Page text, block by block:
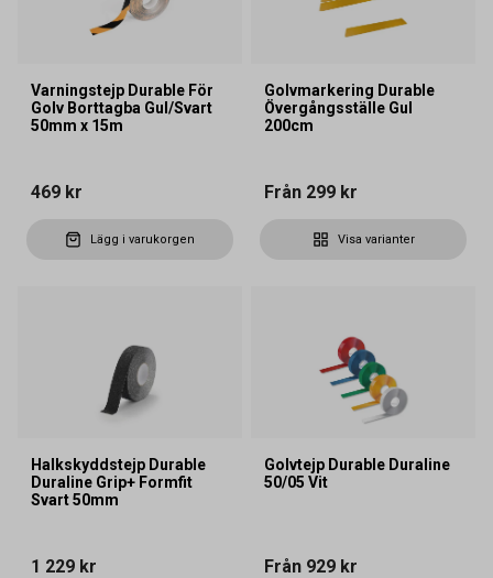
Varningstejp Durable För
Golv Borttagba Gul/Svart
50mm x 15m
469 kr
Lägg i varukorgen
Golvmarkering Durable
Övergångsställe Gul
200cm
Från 299 kr
Visa varianter
Halkskyddstejp Durable
Duraline Grip+ Formfit
Svart 50mm
1 229 kr
Golvtejp Durable Duraline
50/05 Vit
Från 929 kr